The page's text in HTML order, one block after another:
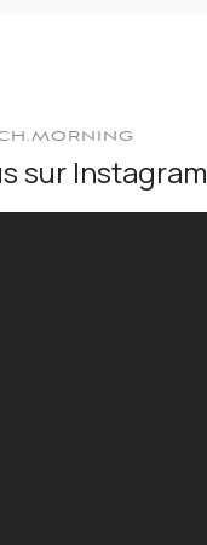
sur Instagram